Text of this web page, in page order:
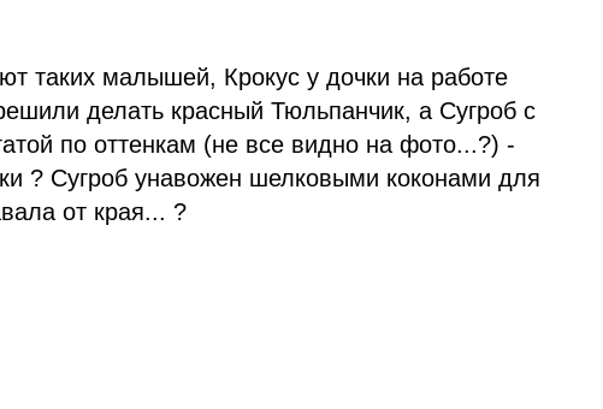
таких малышей, Крокус у дочки на работе
делать красный Тюльпанчик, а Сугроб с
по оттенкам (не все видно на фото...?) -
? Сугроб унавожен шелковыми коконами для
от края... ?